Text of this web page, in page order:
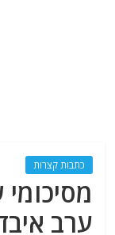
כתבות קצרות